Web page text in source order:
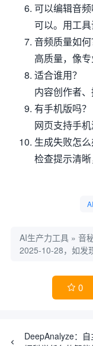
可以编辑音频
可以。用工具
音频质量如何
高质量，像专
适合谁用？
内容创作者
有手机版吗？
网页支持手机
生成失败怎么
检查提示清晰
AI生产力工具 » 音
2025-10-28，如发
 0
DeepAnalyze：